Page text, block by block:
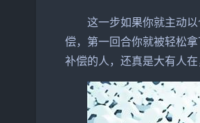
这一步如果你就主动
偿，第一回合你就被轻松
补偿的人，还真是大有人